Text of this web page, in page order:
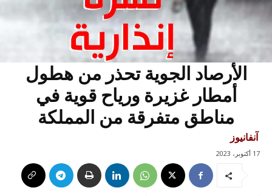
الأرصاد الجوية تحذر من هطول
أمطار غزيرة ورياح قوية في
مناطق متفرقة من المملكة
آنفانيوز
17 أكتوبر، 2023